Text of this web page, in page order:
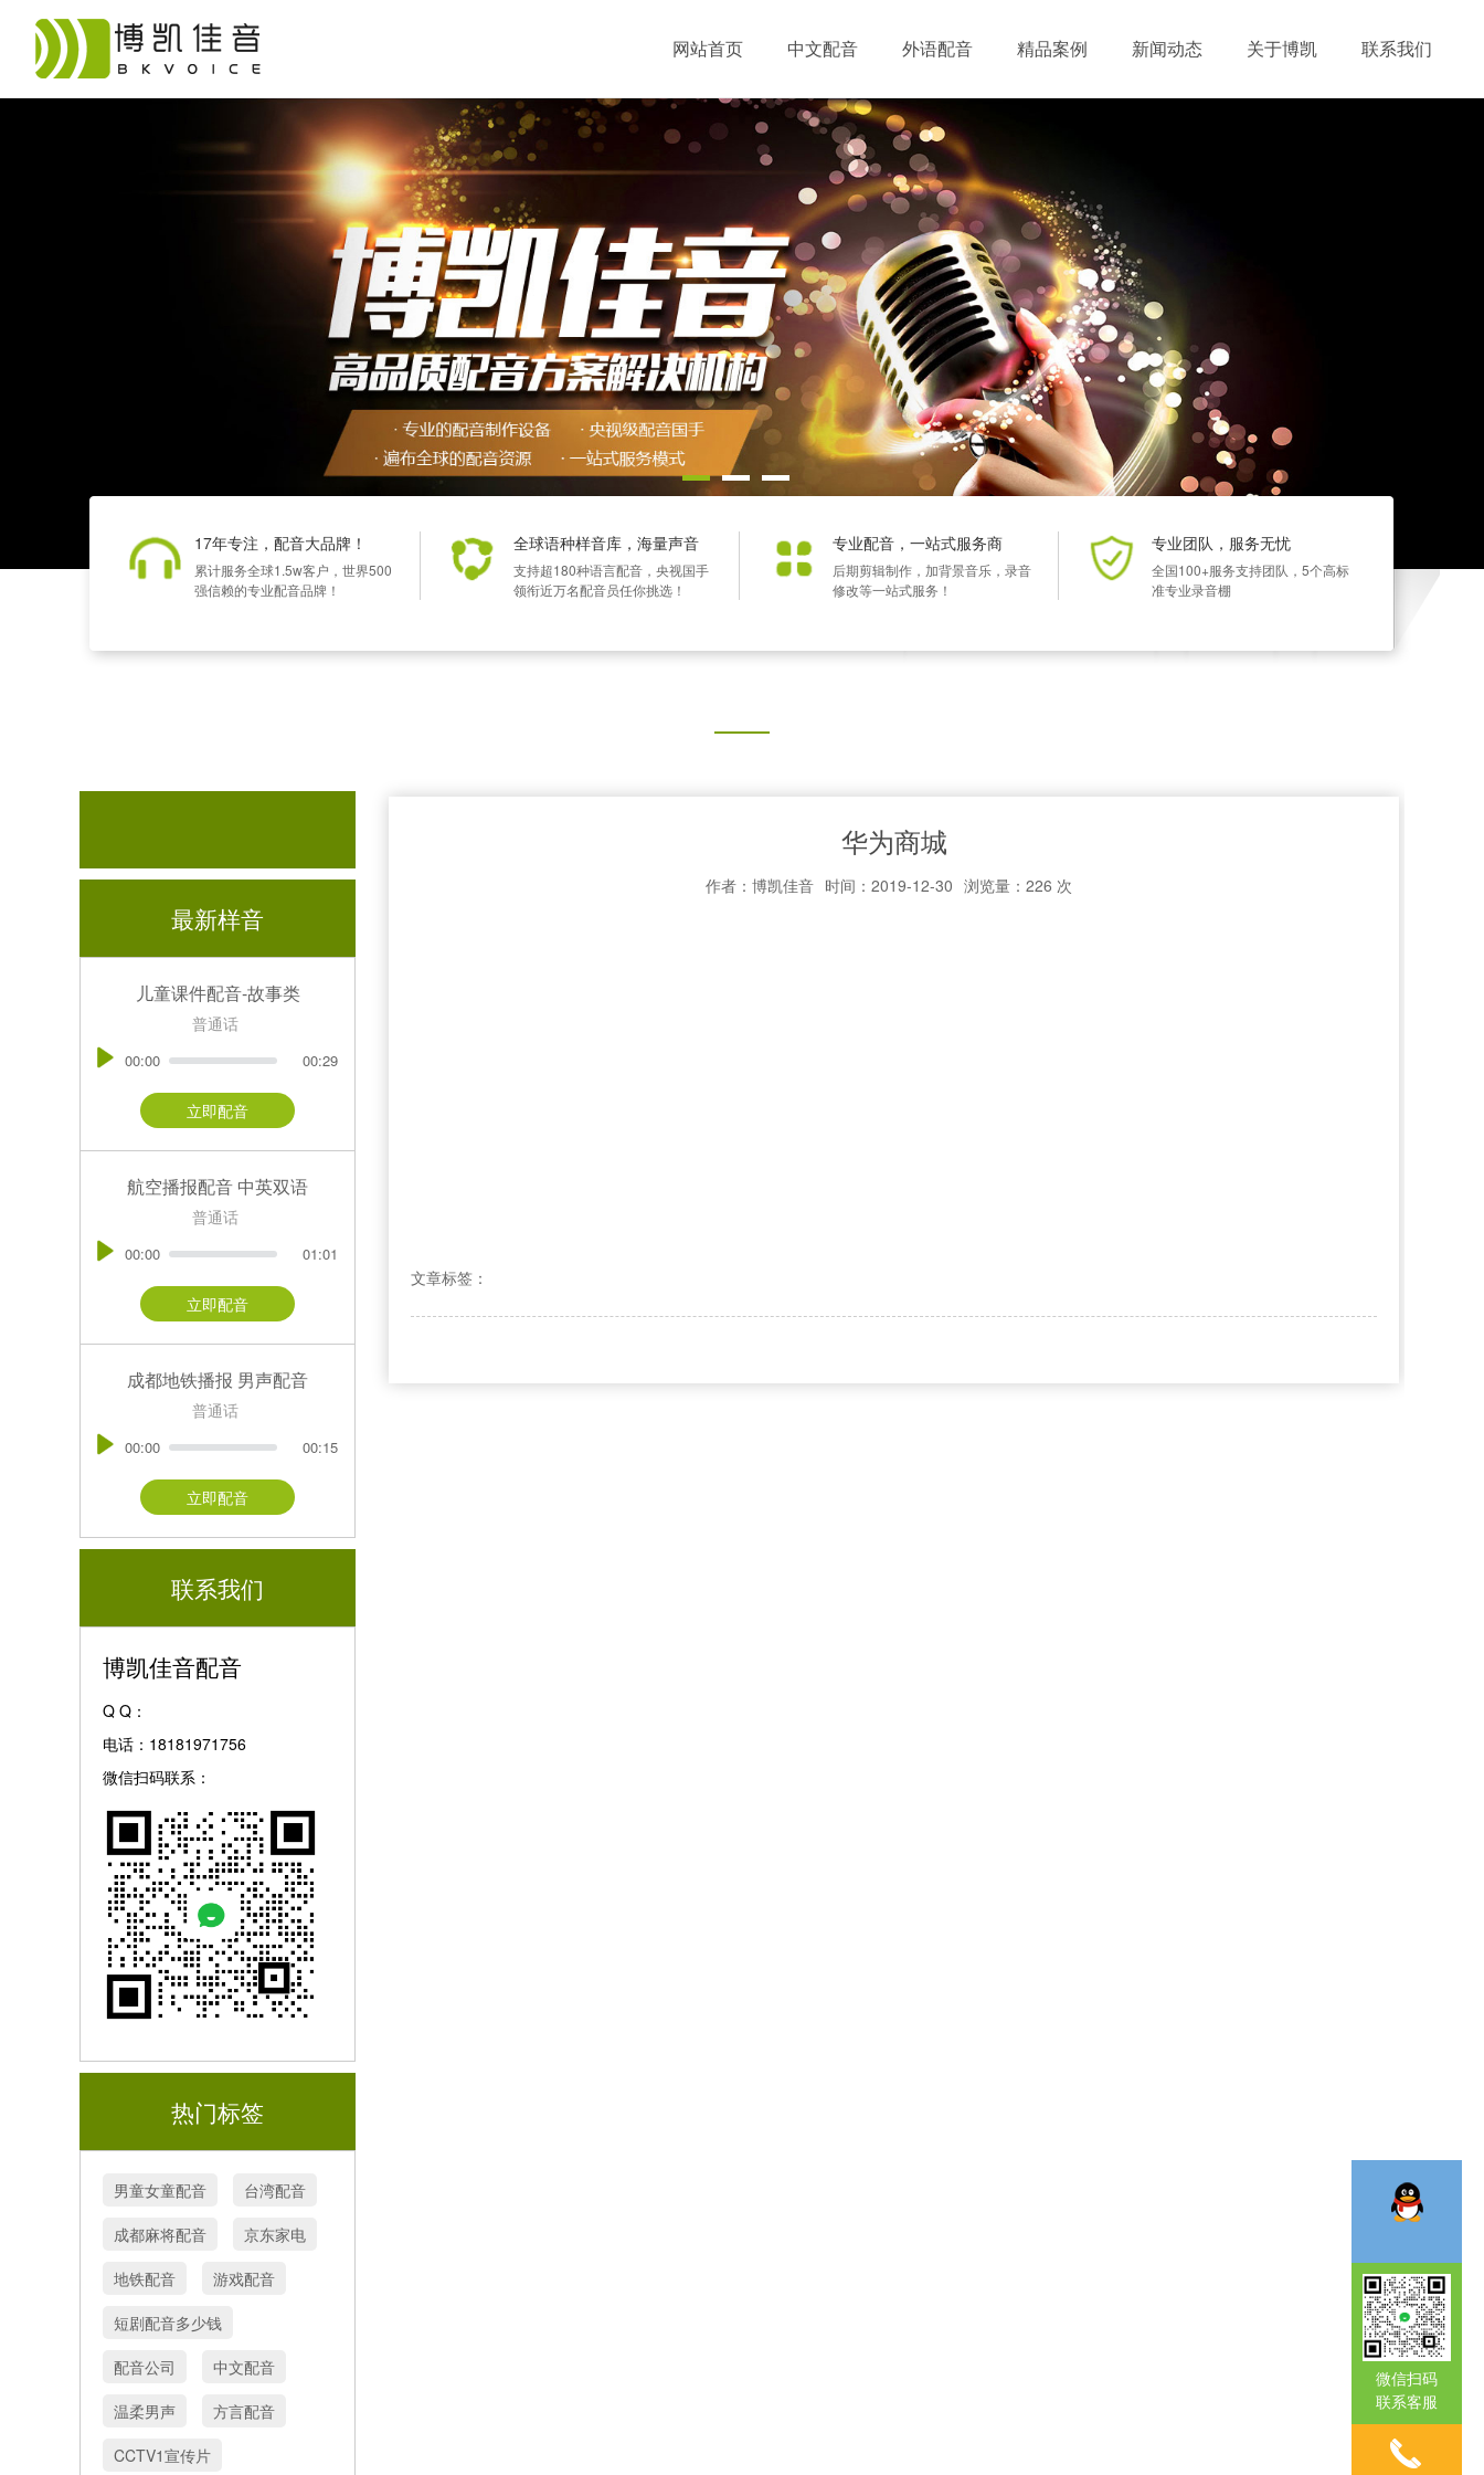
网站首页 中文配音 外语配音 精品案例 新闻动态 关于博凯 联系我们
17年专注，配音大品牌！
累计服务全球1.5w客户，世界500
强信赖的专业配音品牌！
全球语种样音库，海量声音
支持超180种语言配音，央视国手
领衔近万名配音员任你挑选！
专业配音，一站式服务商
后期剪辑制作，加背景音乐，录音
修改等一站式服务！
专业团队，服务无忧
全国100+服务支持团队，5个高标
准专业录音棚
最新样音
儿童课件配音-故事类
普通话
00:00 00:29
立即配音
航空播报配音 中英双语
普通话
00:00 01:01
立即配音
成都地铁播报 男声配音
普通话
00:00 00:15
立即配音
联系我们
博凯佳音配音
Q Q：
电话：18181971756
微信扫码联系：
热门标签
男童女童配音
台湾配音
成都麻将配音
京东家电
地铁配音
游戏配音
短剧配音多少钱
配音公司
中文配音
温柔男声
方言配音
CCTV1宣传片
华为商城
作者：博凯佳音 时间：2019-12-30 浏览量：226 次
文章标签：
微信扫码
联系客服